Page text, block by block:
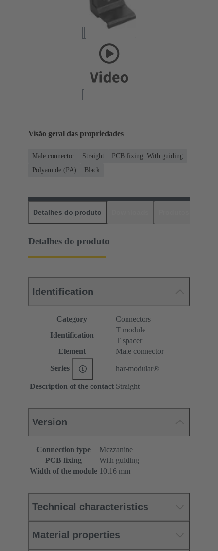
Visão geral das propriedades
Male connector Straight
PCB fixing: With guiding
Polyamide (PA)
Black
Detalhes do produto
Detalhes do produto
Identification
Category
Connectors
Identification
T module
T spacer
Element
Male connector
Series har-modular®
Description of the contact Straight
Version
Connection type
Mezzanine
PCB fixing
With guiding
Width of the module 10.16 mm
Technical characteristics
Material properties